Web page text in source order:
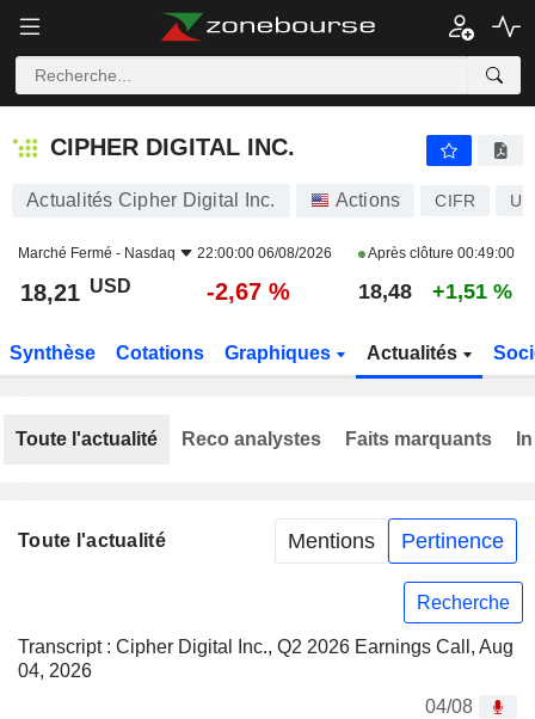
CIPHER DIGITAL INC.
CIPHER DIGITAL INC.
Actualités Cipher Digital Inc. Actions CIFR
Marché Fermé - Nasdaq 22:00:00 06/08/2026 Après clôture 00:49:00
18,21 USD -2,67 % 18,48 +1,51 %
Synthèse Cotations Graphiques Actualités
Toute l'actualité Mentions Pertinence
Recherche
Transcript : Cipher Digital Inc., Q2 2026 Earnings Call, Aug
04, 2026
04/08
Toute l'actualité Reco analystes Faits marquants